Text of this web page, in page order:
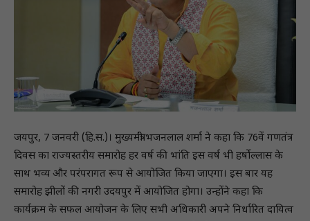
जयपुर, 7 जनवरी (हि.स.)। मुख्यमंत्री भजनलाल शर्मा ने कहा कि 76वें गणतंत्र
दिवस का राज्यस्तरीय समारोह हर वर्ष की भांति इस वर्ष भी हर्षोल्लास के
साथ भव्य और परंपरागत रूप से आयोजित किया जाएगा। इस बार यह
समारोह झीलों की नगरी उदयपुर में आयोजित होगा। उन्होंने कहा कि
कार्यक्रम के सफल आयोजन के लिए सभी अधिकारी अपने निर्धारित दायित्व